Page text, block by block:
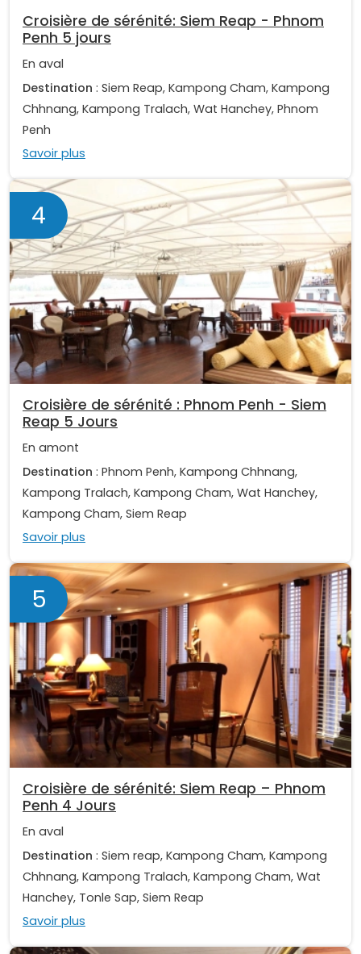
Croisière de sérénité: Siem Reap - Phnom
Penh 5 jours
En aval
Destination : Siem Reap, Kampong Cham, Kampong
Chhnang, Kampong Tralach, Wat Hanchey, Phnom
Penh
Savoir plus
4
Croisière de sérénité : Phnom Penh - Siem
Reap 5 Jours
En amont
Destination : Phnom Penh, Kampong Chhnang,
Kampong Tralach, Kampong Cham, Wat Hanchey,
Kampong Cham, Siem Reap
Savoir plus
5
Croisière de sérénité: Siem Reap – Phnom
Penh 4 Jours
En aval
Destination : Siem reap, Kampong Cham, Kampong
Chhnang, Kampong Tralach, Kampong Cham, Wat
Hanchey, Tonle Sap, Siem Reap
Savoir plus